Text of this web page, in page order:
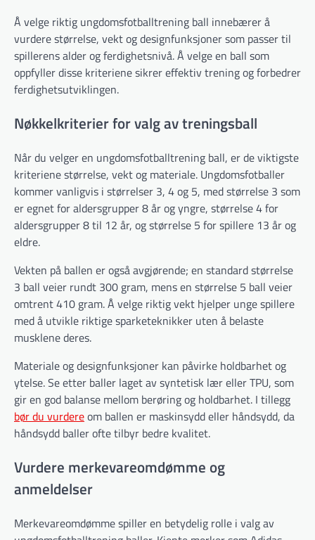
Å velge riktig ungdomsfotballtrening ball innebærer å
vurdere størrelse, vekt og designfunksjoner som passer til
spillerens alder og ferdighetsnivå. Å velge en ball som
oppfyller disse kriteriene sikrer effektiv trening og forbedrer
ferdighetsutviklingen.
Nøkkelkriterier for valg av treningsball
Når du velger en ungdomsfotballtrening ball, er de viktigste
kriteriene størrelse, vekt og materiale. Ungdomsfotballer
kommer vanligvis i størrelser 3, 4 og 5, med størrelse 3 som
er egnet for aldersgrupper 8 år og yngre, størrelse 4 for
aldersgrupper 8 til 12 år, og størrelse 5 for spillere 13 år og
eldre.
Vekten på ballen er også avgjørende; en standard størrelse
3 ball veier rundt 300 gram, mens en størrelse 5 ball veier
omtrent 410 gram. Å velge riktig vekt hjelper unge spillere
med å utvikle riktige sparketeknikker uten å belaste
musklene deres.
Materiale og designfunksjoner kan påvirke holdbarhet og
ytelse. Se etter baller laget av syntetisk lær eller TPU, som
gir en god balanse mellom berøring og holdbarhet. I tillegg
bør du vurdereom ballen er maskinsydd eller håndsydd, da
håndsydd baller ofte tilbyr bedre kvalitet.
Vurdere merkevareomdømme og
anmeldelser
Merkevareomdømme spiller en betydelig rolle i valg av